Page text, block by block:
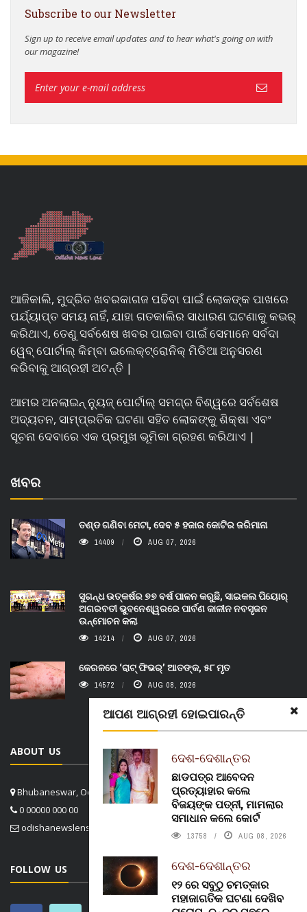
ଆପଣ ଆଗ୍ରହୀ ହୋଇପାରନ୍ତି
ଦେଶ-ଦେଶାନ୍ତର
ଛାଡପତ୍ର ଆବେଦନ
ପ୍ରତ୍ୟାହାର କଲେ
ବିଜୟଙ୍କ ପତ୍ନୀ, ମାମଲାର
ସମାଧାନ କଲେ କୋର୍ଟ
13758 AUG 08, 2026
ଦେଶ-ଦେଶାନ୍ତର
୧୨ ରେ ସବୁଠୁ ଚମତ୍କାର
ମହାଜାଗତିକ ଘଟଣା ଦେଖିବ
Subscribe to our Newsletter
Sign up to receive email updates and to hear what's going on with
our magazine!
ଆଜିକାଲି, ମୁଦ୍ରିତ ଖବରକାଗଜ ପଢିବା ପାଇଁ ଲୋକଙ୍କ ପାଖରେ
ପର୍ଯ୍ୟାପ୍ତ ସମୟ ନାହିଁ, ଯାହା ଗତକାଲିର ସାଧାରଣ ଘଟଣାକୁ କଭର୍
କରିଥାଏ, ତେଣୁ ସର୍ବଶେଷ ଖବର ପାଇବା ପାଇଁ ସେମାନେ ସର୍ବଦା
ୱେବ୍ ପୋର୍ଟାଲ୍ କିମ୍ବା ଇଲେକ୍ଟ୍ରୋନିକ୍ ମିଡିଆ ଅନୁସରଣ
କରିବାକୁ ଆଗ୍ରହୀ ଅଟନ୍ତି |
ଆମର ଅନଲାଇନ୍ ନ୍ୟୁଜ୍ ପୋର୍ଟାଲ୍ ସମଗ୍ର ବିଶ୍ୱରେ ସର୍ବଶେଷ
ଅଦ୍ୟତନ, ସାମ୍ପ୍ରତିକ ଘଟଣା ସହିତ ଲୋକଙ୍କୁ ଶିକ୍ଷା ଏବଂ
ସୂଚନା ଦେବାରେ ଏକ ପ୍ରମୁଖ ଭୂମିକା ଗ୍ରହଣ କରିଥାଏ |
ଖବର
ତଣ୍ଡ ଗଣିବା ମେଟା, ଦେବ ୫ ହଜାର କୋଟିର ଜରିମାନା
14409 AUG 07, 2026
ସୁଗନ୍ଧ ଉତ୍କର୍ଷର ୭୭ ବର୍ଷ ପାଳନ କରୁଛି, ସାଇକଲ ପିୟୋର୍‌
ଅଗରବତୀ ଭୁବନେଶ୍ୱରରେ ପାର୍ବଣ କାଳୀନ ନବସୃଜନ
ଉନ୍ମୋଚନ କଲା
14214 AUG 07, 2026
କେରଳରେ ‘ରାଟ୍ ଫିଭର୍’ ଆତଙ୍କ, ୫୮ ମୃତ
14572 AUG 08, 2026
ABOUT US
Bhubaneswar, Odisha, India
0 00000 000 00
odishanewslens@gmail.com
FOLLOW US